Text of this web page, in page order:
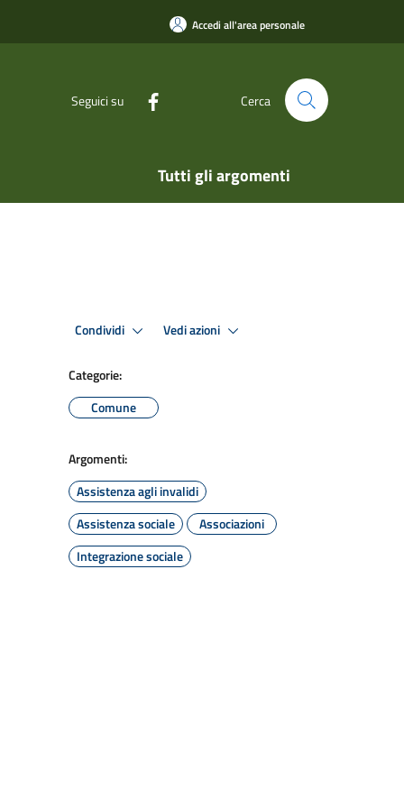
Accedi all'area personale
Seguici su Cerca
Tutti gli argomenti
Condividi Vedi azioni
Categorie:
Comune
Argomenti:
Assistenza agli invalidi
Assistenza sociale
Associazioni
Integrazione sociale